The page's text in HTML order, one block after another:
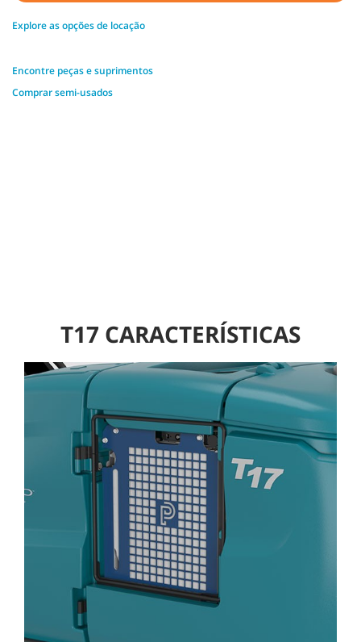
Explore as opções de locação
Encontre peças e suprimentos
Comprar semi-usados
T17 CARACTERÍSTICAS